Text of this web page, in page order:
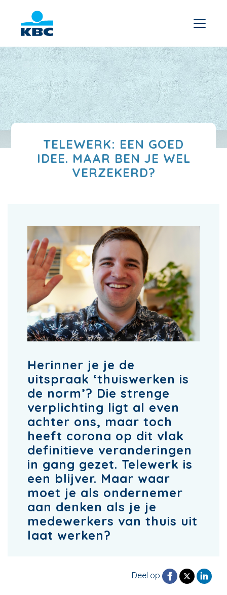
TELEWERK: EEN GOED
IDEE. MAAR BEN JE WEL
VERZEKERD?
Herinner je je de
uitspraak ‘thuiswerken is
de norm’? Die strenge
verplichting ligt al even
achter ons, maar toch
heeft corona op dit vlak
definitieve veranderingen
in gang gezet. Telewerk is
een blijver. Maar waar
moet je als ondernemer
aan denken als je je
medewerkers van thuis uit
laat werken?
Deel op